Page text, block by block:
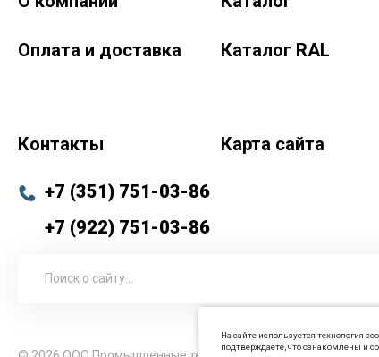
ул. Труда, д. 187 к.2
Оплата и доставка Каталог RAL
Контакты Карта сайта
+7 (351) 751-03-86
+7 (922) 751-03-86
На сайте используется технология
подтверждаете, что ознакомлены и